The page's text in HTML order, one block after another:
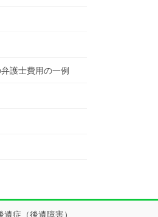
護士費用の一例
遺症（後遺障害）